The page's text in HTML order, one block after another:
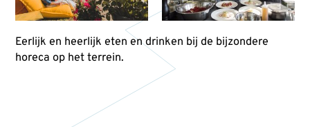
Eerlijk en heerlijk eten en drinken bij de bijzondere
horeca op het terrein.